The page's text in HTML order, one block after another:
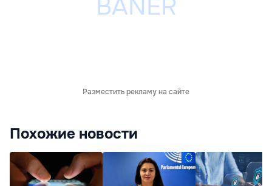
Разместить рекламу на сайте
Похожие новости